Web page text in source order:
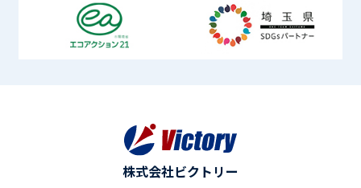
株式会社ビクトリー